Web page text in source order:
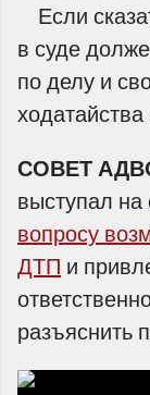
Если
в суде
по делу и
СОВЕТ
выступал на
вопросу
ДТП и
разъяснить